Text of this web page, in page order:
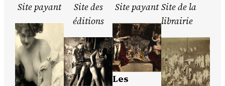
Site payant
Site des
éditions
Site payant
Les
Site de la
librairie